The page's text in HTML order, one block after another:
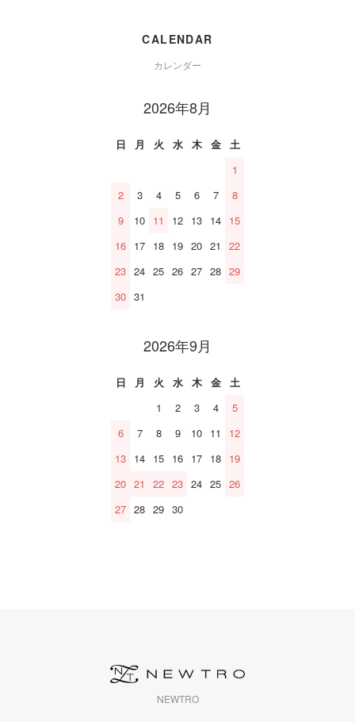
CALENDAR
カレンダー
2026年8月
日 月 火 水 木 金
土
1
2
3 4 5 6 7
8
9
10 11 12 13 14 15
16 17 18 19 20 21
22
23 24 25 26 27 28 29
30 31
2026年9月
日 月 火 水 木 金
土
1
2 3 4
5
6
7 8 9 10 11
12
13 14 15 16 17 18 19
20 21 22 23 24 25 26
27 28 29 30
NEWTRO